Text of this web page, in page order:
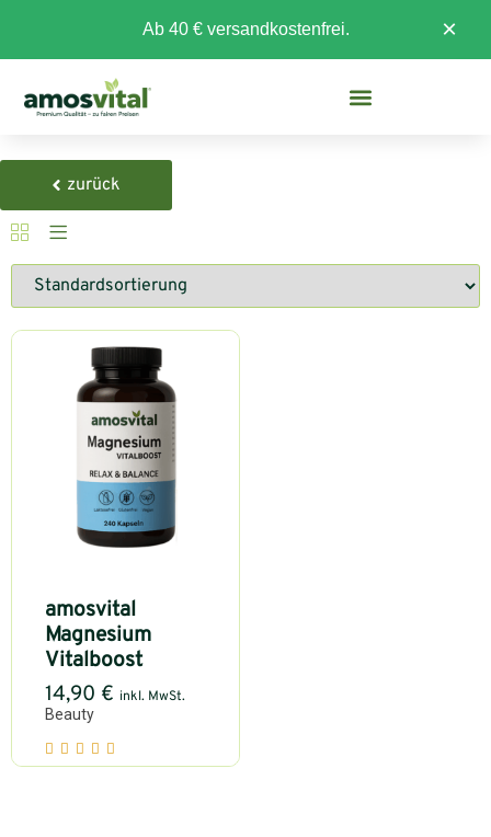
Ab 40 € versandkostenfrei. ×
zurück
Beauty
amosvital
Magnesium
Vitalboost
14,90 € inkl. MwSt.